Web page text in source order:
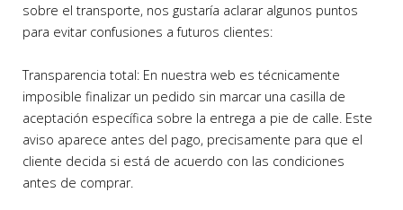
sobre el transporte, nos gustaría aclarar algunos puntos
para evitar confusiones a futuros clientes:
Transparencia total: En nuestra web es técnicamente
imposible finalizar un pedido sin marcar una casilla de
aceptación específica sobre la entrega a pie de calle. Este
aviso aparece antes del pago, precisamente para que el
cliente decida si está de acuerdo con las condiciones
antes de comprar.